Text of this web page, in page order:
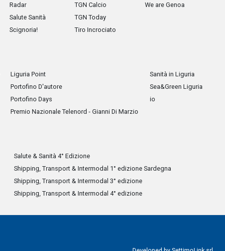
Radar
Salute Sanità
Scignoria!
TGN Calcio
TGN Today
Tiro Incrociato
We are Genoa
Liguria Point
Portofino D'autore
Portofino Days
Premio Nazionale Telenord - Gianni Di Marzio
Sanità in Liguria
Sea&Green Liguria
io
Salute & Sanità 4° Edizione
Shipping, Transport & Intermodal 1° edizione Sardegna
Shipping, Transport & Intermodal 3° edizione
Shipping, Transport & Intermodal 4° edizione